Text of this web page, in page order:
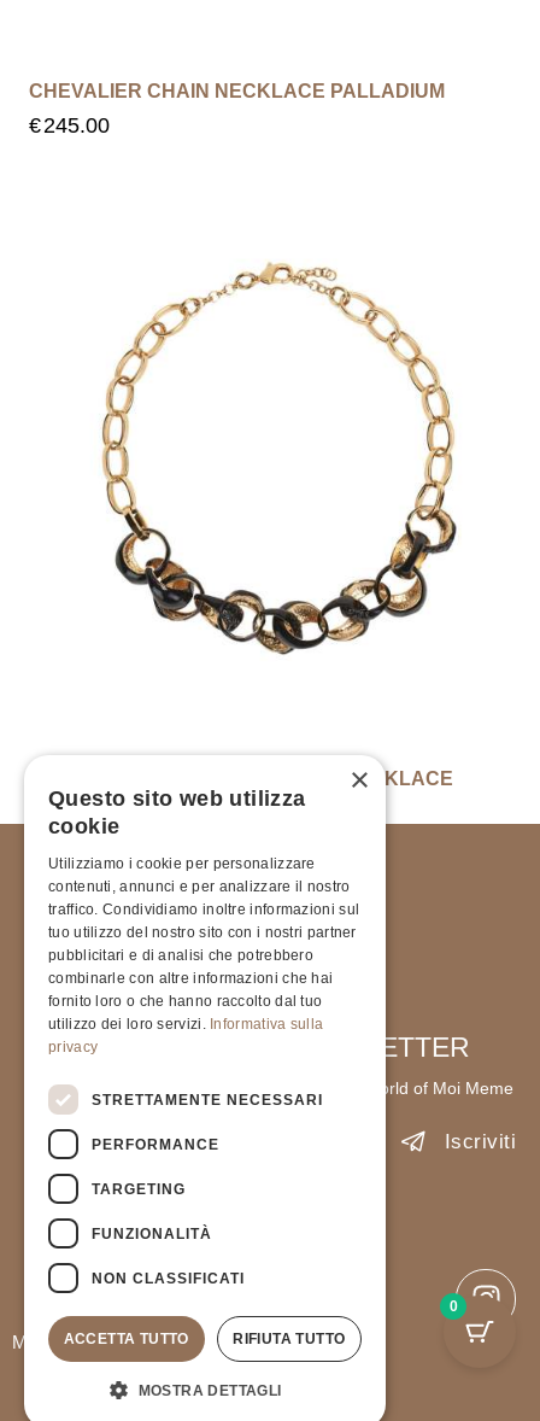
CHEVALIER CHAIN NECKLACE PALLADIUM
€245.00
ENAMELLED CHEVALIER CHAIN NECKLACE
330.00
SIGN UP FOR OUR NEWSLETTER
Stay up to date with the latest news from the world of Moi Meme
Iscriviti
Accetto l'informativa sulla
Moimeme Milano © All Rights Reserved.
PIVA 9237823791
Privacy Policy
General terms and Conditions of sale
0
×
Questo sito web utilizza
cookie
Utilizziamo i cookie per personalizzare
contenuti, annunci e per analizzare il nostro
traffico. Condividiamo inoltre informazioni sul
tuo utilizzo del nostro sito con i nostri partner
pubblicitari e di analisi che potrebbero
combinarle con altre informazioni che hai
fornito loro o che hanno raccolto dal tuo
utilizzo dei loro servizi. Informativa sulla
privacy
STRETTAMENTE NECESSARI
PERFORMANCE
TARGETING
FUNZIONALITÀ
NON CLASSIFICATI
ACCETTA TUTTO RIFIUTA TUTTO
MOSTRA DETTAGLI